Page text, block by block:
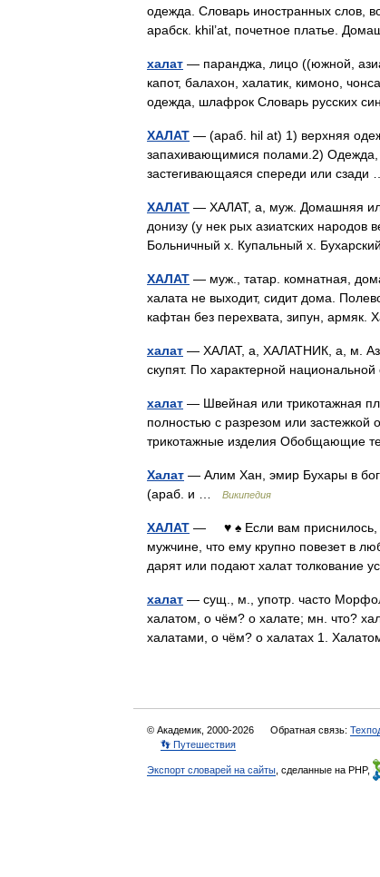
одежда. Словарь иностранных слов,
арабск. khil’at, почетное платье.
халат — паранджа, лицо ((южной,
капот, балахон, халатик, кимоно,
одежда, шлафрок Словарь русских
ХАЛАТ — (араб. hil at) 1) верхняя
запахивающимися полами.2) Одежда,
застегивающаяся спереди или
ХАЛАТ — ХАЛАТ, а, муж. Домашняя
донизу (у нек рых азиатских
Больничный х. Купальный х.
ХАЛАТ — муж., татар. комнатная,
халата не выходит, сидит дома.
кафтан без перехвата, зипун,
халат — ХАЛАТ, а, ХАЛАТНИК, а, м.
скупят. По характерной
халат — Швейная или трикотажная
полностью с разрезом или
трикотажные изделия Обобщающие
Халат — Алим Хан, эмир Бухары в
(араб. ‎‎и …
Википедия
ХАЛАТ — ♥ ♠ Если вам приснилось,
мужчине, что ему крупно повезет в
дарят или подают халат толкование
халат — сущ., м., употр. часто
халатом, о чём? о халате; мн. что?
халатами, о чём? о халатах 1.
© Академик, 2000-2026 Обратная связь:
👣 Путешествия
Экспорт словарей на сайты , сделанные на PHP,